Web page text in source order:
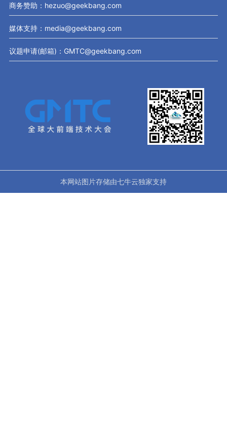
商务赞助：hezuo@geekbang.com
媒体支持：media@geekbang.com
议题申请(邮箱)：GMTC@geekbang.com
本网站图片存储由七牛云独家支持